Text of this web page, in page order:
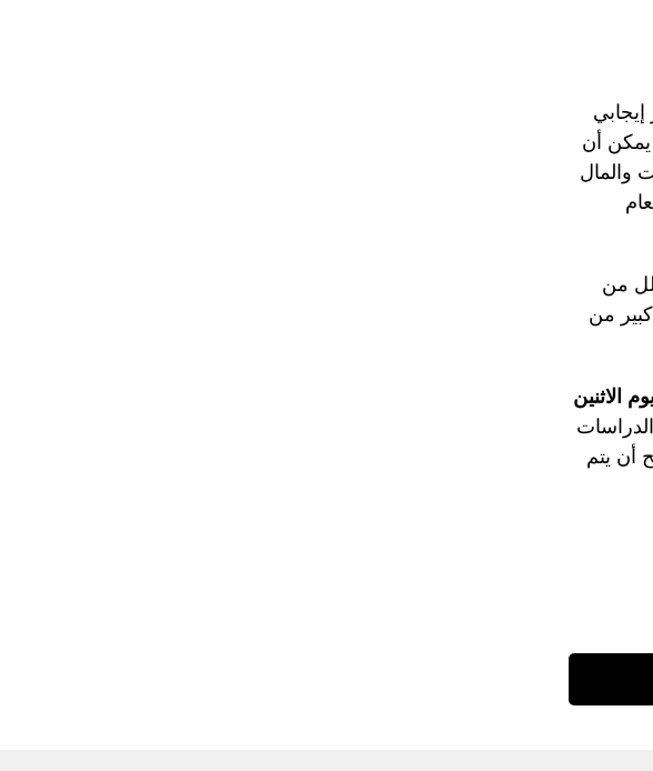
إيجابي
يمكن أن
والمال
من
بشكل كبير من
الاثنين
أن يتم